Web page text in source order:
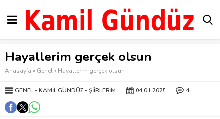
Hayallerim gerçek olsun
Anasayfa » Genel» Hayallerim gerçek olsun
GENEL KAMIL GÜNDÜZ ŞIIRLERIM 04.01.2025 4